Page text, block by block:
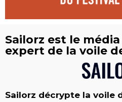
Sailorz est le média
expert de la voile
Sailorz décrypte la voile